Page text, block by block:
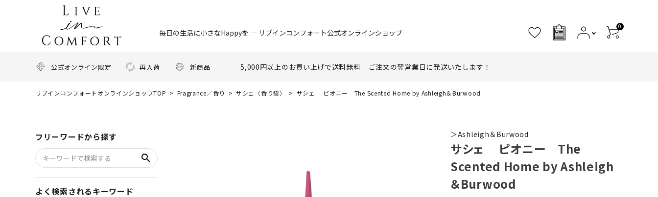
毎日の生活に小さなHappyを ― リブインコンフォート公式オンラインショップ
0
公式オンライン限定 再入荷 新商品 5,000円以上のお買い上げで送料無料 ご注文の翌営業日に発送いたします！
リブインコンフォートオンラインショップTOP Fragrance／香り サシェ（香り袋） サシェ ピオニー The Scented Home by Ashleigh＆Burwood
フリーワードから探す
search
よく検索されるキーワード
＞Ashleigh＆Burwood
サシェ ピオニー The
Scented Home by Ashleigh
＆Burwood